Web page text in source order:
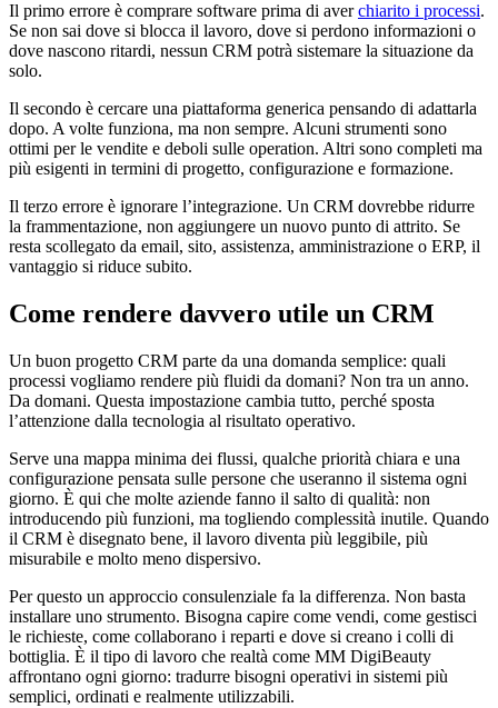
Il primo errore è comprare software prima di averchiarito i processi.
Se non sai dove si blocca il lavoro, dove si perdono informazioni o
dove nascono ritardi, nessun CRM potrà sistemare la situazione da
solo.
Il secondo è cercare una piattaforma generica pensando di adattarla
dopo. A volte funziona, ma non sempre. Alcuni strumenti sono
ottimi per le vendite e deboli sulle operation. Altri sono completi ma
più esigenti in termini di progetto, configurazione e formazione.
Il terzo errore è ignorare l’integrazione. Un CRM dovrebbe ridurre
la frammentazione, non aggiungere un nuovo punto di attrito. Se
resta scollegato da email, sito, assistenza, amministrazione o ERP, il
vantaggio si riduce subito.
Come rendere davvero utile un CRM
Un buon progetto CRM parte da una domanda semplice: quali
processi vogliamo rendere più fluidi da domani? Non tra un anno.
Da domani. Questa impostazione cambia tutto, perché sposta
l’attenzione dalla tecnologia al risultato operativo.
Serve una mappa minima dei flussi, qualche priorità chiara e una
configurazione pensata sulle persone che useranno il sistema ogni
giorno. È qui che molte aziende fanno il salto di qualità: non
introducendo più funzioni, ma togliendo complessità inutile. Quando
il CRM è disegnato bene, il lavoro diventa più leggibile, più
misurabile e molto meno dispersivo.
Per questo un approccio consulenziale fa la differenza. Non basta
installare uno strumento. Bisogna capire come vendi, come gestisci
le richieste, come collaborano i reparti e dove si creano i colli di
bottiglia. È il tipo di lavoro che realtà come MM DigiBeauty
affrontano ogni giorno: tradurre bisogni operativi in sistemi più
semplici, ordinati e realmente utilizzabili.